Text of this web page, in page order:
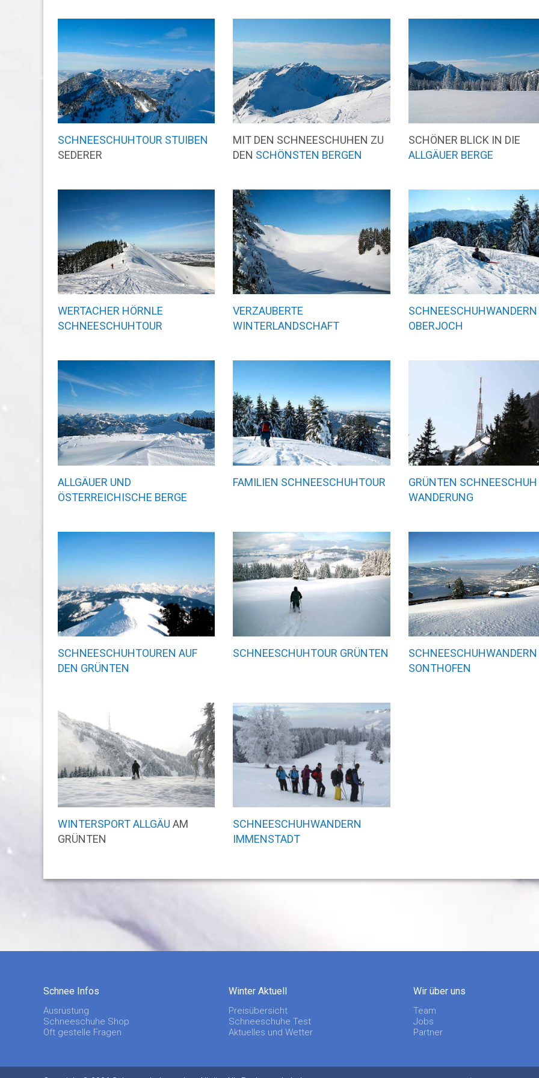
SCHNEESCHUHTOUR STUIBEN
SEDERER
MIT DEN SCHNEESCHUHEN ZU
DEN SCHÖNSTEN BERGEN
SCHÖNER BLICK IN DIE
ALLGÄUER BERGE
WERTACHER HÖRNLE
SCHNEESCHUHTOUR
VERZAUBERTE
WINTERLANDSCHAFT
SCHNEESCHUHWANDERN
OBERJOCH
ALLGÄUER UND
ÖSTERREICHISCHE BERGE
FAMILIEN SCHNEESCHUHTOUR
GRÜNTEN SCHNEESCHUH
WANDERUNG
SCHNEESCHUHTOUREN AUF
DEN GRÜNTEN
SCHNEESCHUHTOUR GRÜNTEN
SCHNEESCHUHWANDERN
SONTHOFEN
WINTERSPORT ALLGÄU AM
GRÜNTEN
SCHNEESCHUHWANDERN
IMMENSTADT
Schnee Infos
Ausrüstung
Schneeschuhe Shop
Oft gestelle Fragen
Winter Aktuell
Preisübersicht
Schneeschuhe Test
Aktuelles und Wetter
Wir über uns
Team
Jobs
Partner